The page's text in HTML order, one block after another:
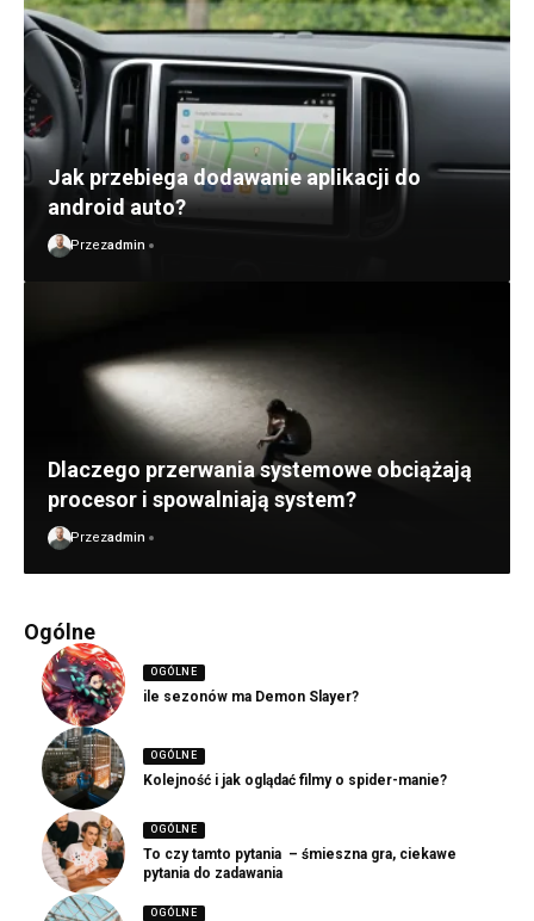
Jak przebiega dodawanie aplikacji do
android auto?
Przezadmin
Dlaczego przerwania systemowe obciążają
procesor i spowalniają system?
Przezadmin
Ogólne
OGÓLNE
ile sezonów ma Demon Slayer?
OGÓLNE
Kolejność i jak oglądać filmy o spider-manie?
OGÓLNE
To czy tamto pytania – śmieszna gra, ciekawe
pytania do zadawania
OGÓLNE